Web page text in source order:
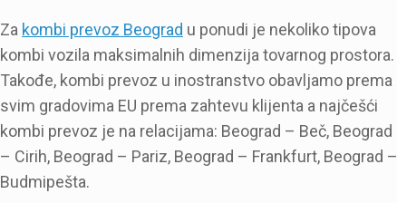
Za kombi prevoz Beograd u ponudi je nekoliko tipova
kombi vozila maksimalnih dimenzija tovarnog prostora.
Takođe, kombi prevoz u inostranstvo obavljamo prema
svim gradovima EU prema zahtevu klijenta a najčešći
kombi prevoz je na relacijama: Beograd – Beč, Beograd
– Cirih, Beograd – Pariz, Beograd – Frankfurt, Beograd –
Budmipešta.